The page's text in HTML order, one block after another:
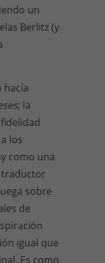
un
Berlitz (y
hacía
; la
los
como una
traductor
sobre
de
igual que
Es como